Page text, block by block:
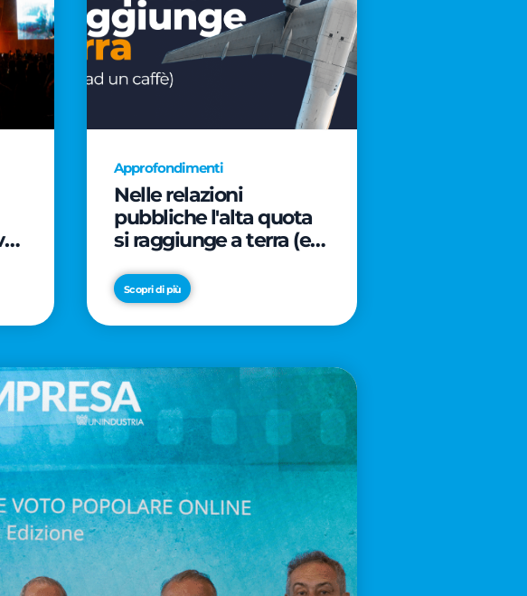
Approfondimenti
Nelle relazioni
pubbliche l'alta quota
si raggiunge a terra (e
Scopri di più